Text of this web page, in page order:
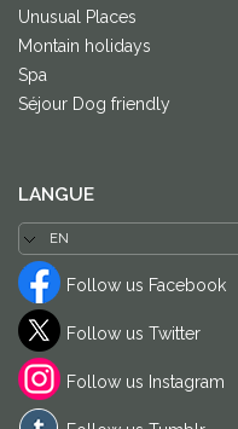
Unusual Places
Montain holidays
Spa
Séjour Dog friendly
LANGUE
Follow us Facebook
Follow us Twitter
Follow us Instagram